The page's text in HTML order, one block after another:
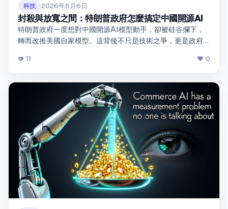
科技 2026年8月6日
封殺與放寬之間：特朗普政府怎麼搞定中國開源AI
特朗普政府一度想對中國開源AI模型動手，卻被硅谷攔下，
轉而改推美國自家模型。這背後不只是技術之爭，更是政府
👁 11 ❤ 0